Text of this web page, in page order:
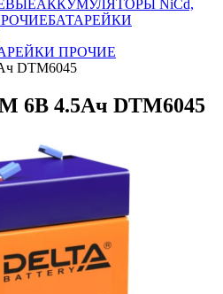
АККУМУЛЯТОРЫ NiCd,
БАТАРЕЙКИ
ПРОЧИЕ
DTM6045
6В 4.5Ач DTM6045